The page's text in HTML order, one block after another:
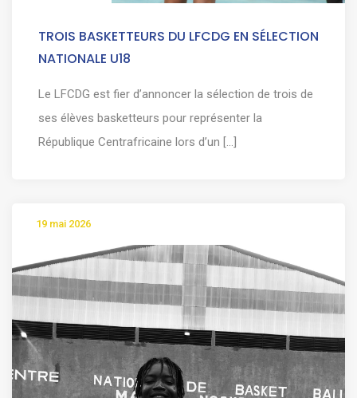
TROIS BASKETTEURS DU LFCDG EN SÉLECTION
NATIONALE U18
Le LFCDG est fier d’annoncer la sélection de trois de
ses élèves basketteurs pour représenter la
République Centrafricaine lors d’un [...]
19 mai 2026